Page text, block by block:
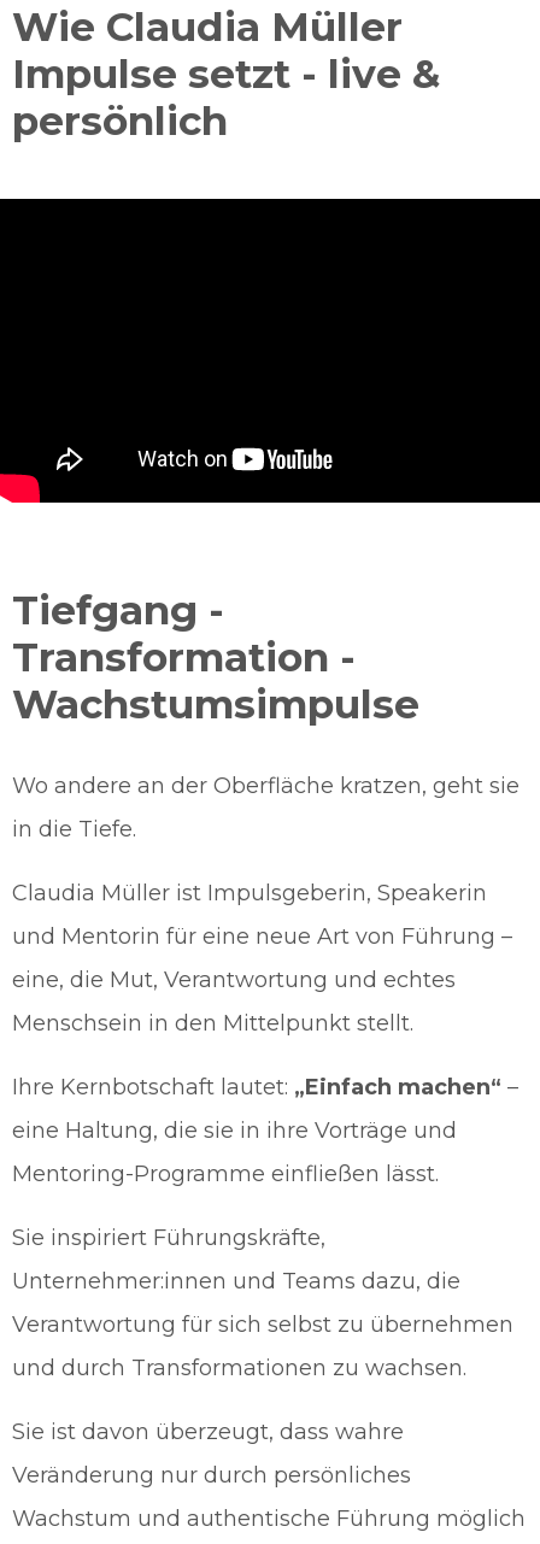
Wie Claudia Müller
Impulse setzt - live &
persönlich
Tiefgang -
Transformation -
Wachstumsimpulse
Wo andere an der Oberfläche kratzen, geht sie
in die Tiefe.
Claudia Müller ist Impulsgeberin, Speakerin
und Mentorin für eine neue Art von Führung –
eine, die Mut, Verantwortung und echtes
Menschsein in den Mittelpunkt stellt.
Ihre Kernbotschaft lautet: „Einfach machen“ –
eine Haltung, die sie in ihre Vorträge und
Mentoring-Programme einfließen lässt.
Sie inspiriert Führungskräfte,
Unternehmer:innen und Teams dazu, die
Verantwortung für sich selbst zu übernehmen
und durch Transformationen zu wachsen.
Sie ist davon überzeugt, dass wahre
Veränderung nur durch persönliches
Wachstum und authentische Führung möglich